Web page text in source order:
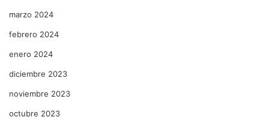
marzo 2024
febrero 2024
enero 2024
diciembre 2023
noviembre 2023
octubre 2023